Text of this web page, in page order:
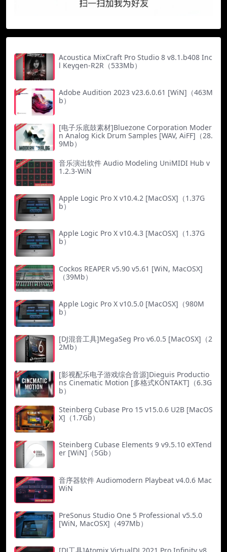
Acoustica MixCraft Pro Studio 8 v8.1.b408 Inc
l Keygen-R2R（533Mb）
Adobe Audition 2023 v23.6.0.61 [WiN]（463M
b）
[电子乐底鼓素材]Bluezone Corporation Moder
n Analog Kick Drum Samples [WAV, AiFF]（28.
9Mb）
音乐演出软件 Audio Modeling UniMIDI Hub v
1.2.3-WiN
Apple Logic Pro X v10.4.2 [MacOSX]（1.37G
b）
Apple Logic Pro X v10.4.3 [MacOSX]（1.37G
b）
Cockos REAPER v5.90 v5.61 [WiN, MacOSX]
（39Mb）
Apple Logic Pro X v10.5.0 [MacOSX]（980M
b）
[DJ混音工具]MegaSeg Pro v6.0.5 [MacOSX]（2
2Mb）
[影视配乐电子游戏综合音源]Dieguis Productio
ns Cinematic Motion [多格式KONTAKT]（6.3G
b）
Steinberg Cubase Pro 15 v15.0.6 U2B [MacOS
X]（1.7Gb）
Steinberg Cubase Elements 9 v9.5.10 eXTend
er [WiN]（5Gb）
音序器软件 Audiomodern Playbeat v4.0.6 Mac
WiN
PreSonus Studio One 5 Professional v5.5.0
[WiN, MacOSX]（497Mb）